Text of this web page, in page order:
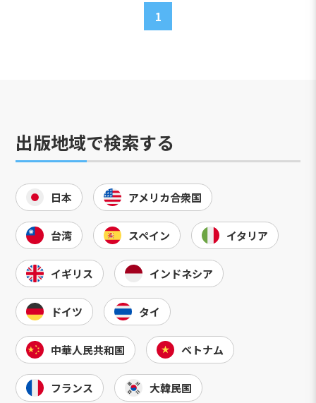
1
出版地域で検索する
日本 アメリカ合衆国
台湾 スペイン イタリア
イギリス インドネシア
ドイツ タイ
中華人民共和国 ベトナム
フランス 大韓民国